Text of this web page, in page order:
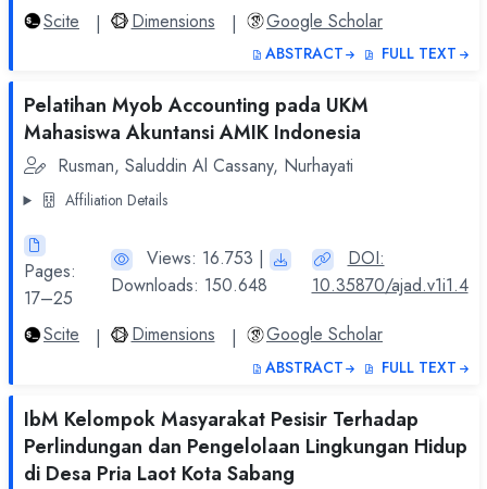
Scite
| Dimensions | Google Scholar
ABSTRACT FULL TEXT
Pelatihan Myob Accounting pada UKM
Mahasiswa Akuntansi AMIK Indonesia
Rusman, Saluddin Al Cassany, Nurhayati
Affiliation Details
Pages:
17–25
Views: 16.753 |
Downloads: 150.648
DOI:
10.35870/ajad.v1i1.4
Scite
| Dimensions | Google Scholar
ABSTRACT FULL TEXT
IbM Kelompok Masyarakat Pesisir Terhadap
Perlindungan dan Pengelolaan Lingkungan Hidup
di Desa Pria Laot Kota Sabang